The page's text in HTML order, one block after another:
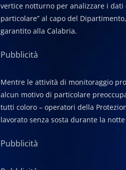
vertice notturno per analizzare i
particolare” al capo del
garantito alla Calabria.
Pubblicità
Mentre le attività di monitoraggio
alcun motivo di particolare
tutti coloro – operatori della
lavorato senza sosta durante la
Pubblicità